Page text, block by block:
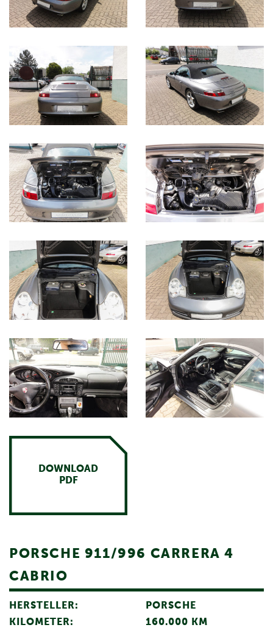
DOWNLOAD
PDF
PORSCHE 911/996 CARRERA 4
CABRIO
HERSTELLER:
PORSCHE
KILOMETER:
160.000 KM